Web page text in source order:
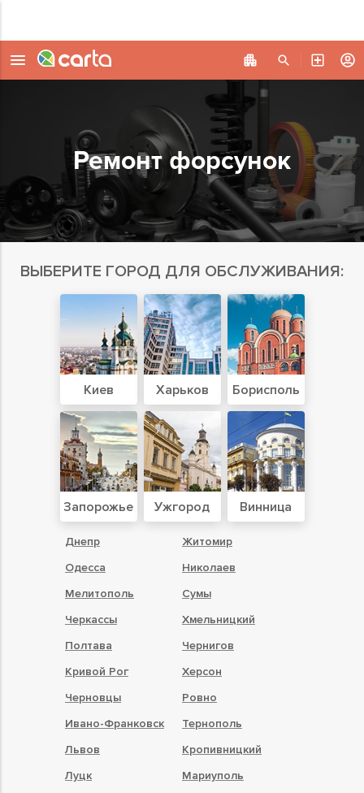
Ремонт форсунок
ВЫБЕРИТЕ ГОРОД ДЛЯ ОБСЛУЖИВАНИЯ:
Киев Харьков Борисполь
Запорожье Ужгород Винница
Днепр
Житомир
Одесса
Николаев
Мелитополь
Сумы
Черкассы
Хмельницкий
Полтава
Чернигов
Кривой Рог
Херсон
Черновцы
Ровно
Ивано-Франковск
Тернополь
Львов
Кропивницкий
Луцк
Мариуполь